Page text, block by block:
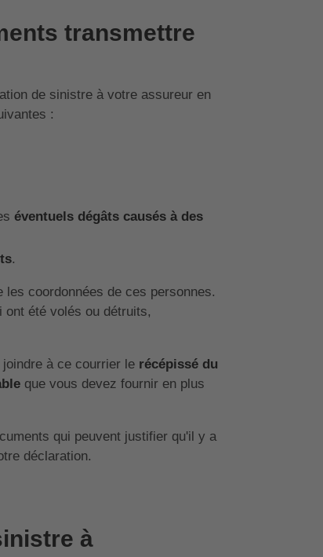
transmettre
de sinistre à votre assureur en
:
éventuels dégâts causés à des
.
coordonnées de ces personnes.
été volés ou détruits,
à ce courrier le récépissé du
que vous devez fournir en plus
qui peuvent justifier qu'il y a
déclaration.
à